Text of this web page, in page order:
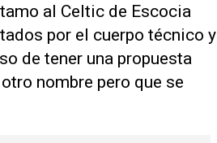
al Celtic de Escocia
por el cuerpo técnico y
de tener una propuesta
nombre pero que se